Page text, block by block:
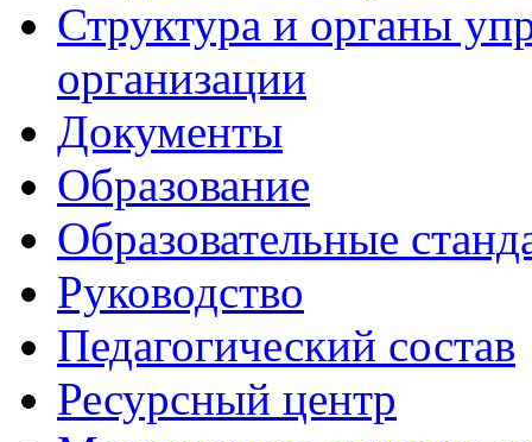
Структура и органы
организации
Документы
Образование
Образовательные
Руководство
Педагогический состав
Ресурсный центр